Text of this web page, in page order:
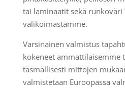
tai laminaatit sekä runkoväri
valikoimastamme.
Varsinainen valmistus
kokeneet ammattilaisemme
täsmällisesti mittojen
valmistetaan Euroopassa